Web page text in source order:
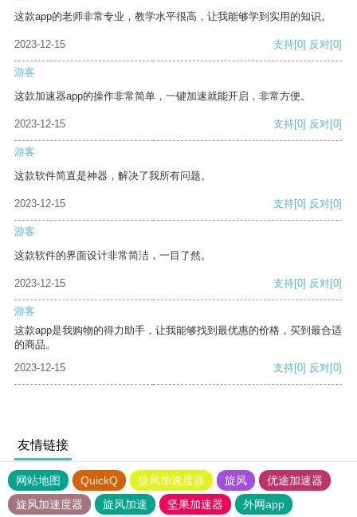
这款app的老师非常专业，教学水平很高，让我能够学到实用的知识。
2023-12-15 支持[0] 反对[0]
游客
这款加速器app的操作非常简单，一键加速就能开启，非常方便。
2023-12-15 支持[0] 反对[0]
游客
这款软件简直是神器，解决了我所有问题。
2023-12-15 支持[0] 反对[0]
游客
这款软件的界面设计非常简洁，一目了然。
2023-12-15 支持[0] 反对[0]
游客
这款app是我购物的得力助手，让我能够找到最优惠的价格，买到最合适
的商品。
2023-12-15
支持[0] 反对[0]
友情链接
网站地图 QuickQ 旋风加速度器 旋风
优途加速器
旋风加速度器
旋风加速 坚果加速器 外网app